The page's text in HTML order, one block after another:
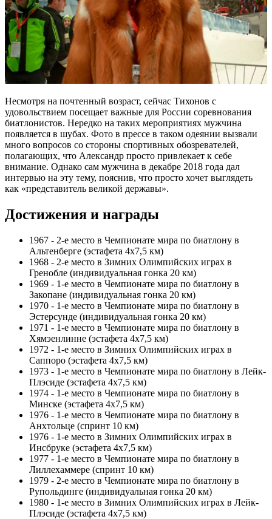
Несмотря на почтенный возраст, сейчас Тихонов с
удовольствием посещает важные для России соревнования
биатлонистов. Нередко на таких мероприятиях мужчина
появляется в шубах. Фото в прессе в таком одеянии вызвали
много вопросов со стороны спортивных обозревателей,
полагающих, что Александр просто привлекает к себе
внимание. Однако сам мужчина в декабре 2018 года дал
интервью на эту тему, пояснив, что просто хочет выглядеть
как «представитель великой державы».
Достижения и награды
1967 - 2-е место в Чемпионате мира по биатлону в
Альтенберге (эстафета 4х7,5 км)
1968 - 2-е место в Зимних Олимпийских играх в
Гренобле (индивидуальная гонка 20 км)
1969 - 1-е место в Чемпионате мира по биатлону в
Закопане (индивидуальная гонка 20 км)
1970 - 1-е место в Чемпионате мира по биатлону в
Эстерсунде (индивидуальная гонка 20 км)
1971 - 1-е место в Чемпионате мира по биатлону в
Хямэенлинне (эстафета 4х7,5 км)
1972 - 1-е место в Зимних Олимпийских играх в
Саппоро (эстафета 4х7,5 км)
1973 - 1-е место в Чемпионате мира по биатлону в Лейк-
Плэсиде (эстафета 4х7,5 км)
1974 - 1-е место в Чемпионате мира по биатлону в
Минске (эстафета 4х7,5 км)
1976 - 1-е место в Чемпионате мира по биатлону в
Анхтольце (спринт 10 км)
1976 - 1-е место в Зимних Олимпийских играх в
Инсбруке (эстафета 4х7,5 км)
1977 - 1-е место в Чемпионате мира по биатлону в
Лиллехаммере (спринт 10 км)
1979 - 2-е место в Чемпионате мира по биатлону в
Рупольдинге (индивидуальная гонка 20 км)
1980 - 1-е место в Зимних Олимпийских играх в Лейк-
Плэсиде (эстафета 4х7,5 км)